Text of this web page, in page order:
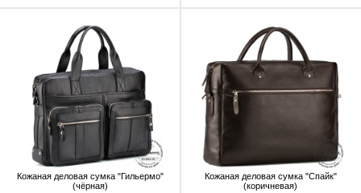
Кожаная деловая сумка "Гильермо"
(чёрная)
Кожаная деловая сумка "Спайк"
(коричневая)